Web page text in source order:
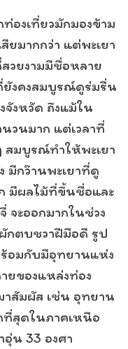
องเที่ยวมักมองข้าม
ยมากกว่า แต่พะเยา
วยงามมีชื่อหลาย
ยังคงสมบูรณ์ดูร่มรื่น
งหวัด ถึงแม้ใน
วนมาก แต่เวลาที่
สมบูรณ์ทำให้พะเยา
กว๊านพะเยาที่ดู
มีผลไม้ที่ขึ้นชื่อและ
ะออกมากในช่วง
กตบชวาฝีมือดี รูป
อมกับมีอุทยานแห่ง
ยของแหล่งท่อง
าสัมผัส เช่น อุทยาน
สุดในภาคเหนือ
น 33 องศา